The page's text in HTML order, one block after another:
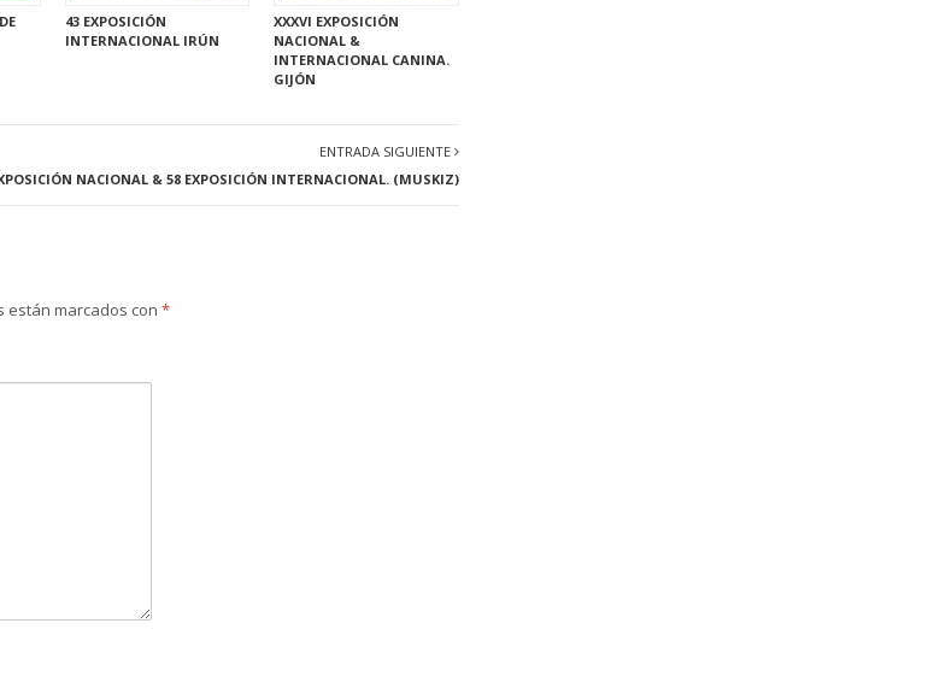
43 EXPOSICIÓN
INTERNACIONAL IRÚN
XXXVI EXPOSICIÓN
NACIONAL &
INTERNACIONAL CANINA.
GIJÓN
ENTRADA SIGUIENTE
NACIONAL & 58 EXPOSICIÓN INTERNACIONAL. (MUSKIZ)
están marcados con *